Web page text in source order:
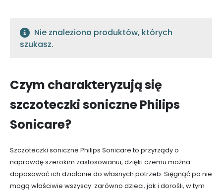
Nie znaleziono produktów, których
szukasz.
Czym charakteryzują się
szczoteczki soniczne Philips
Sonicare?
Szczoteczki soniczne Philips Sonicare to przyrządy o
naprawdę szerokim zastosowaniu, dzięki czemu można
dopasować ich działanie do własnych potrzeb. Sięgnąć po nie
mogą właściwie wszyscy: zarówno dzieci, jak i dorośli, w tym